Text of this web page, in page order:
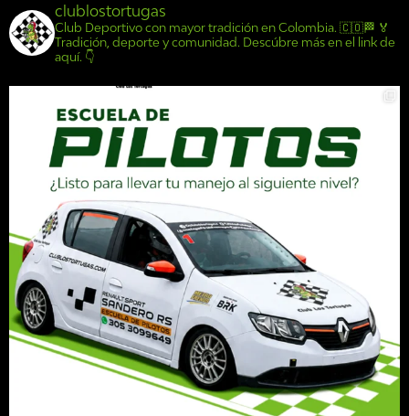
clublostortugas
Club Deportivo con mayor tradición en Colombia. 🇨🇴🏁 🏅
Tradición, deporte y comunidad. Descúbre más en el link de
aquí. 👇